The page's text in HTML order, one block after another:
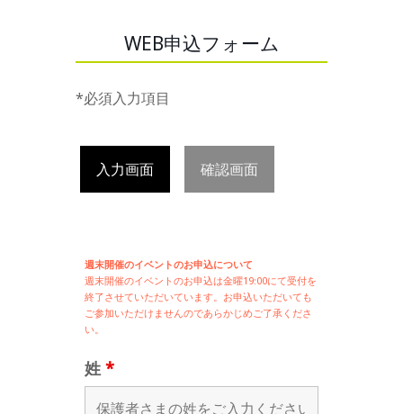
WEB申込フォーム
*必須入力項目
入力画面 確認画面
週末開催のイベントのお申込について
週末開催のイベントのお申込は金曜19:00にて受付を
終了させていただいています。お申込いただいても
ご参加いただけませんのであらかじめご了承くださ
い。
姓 *